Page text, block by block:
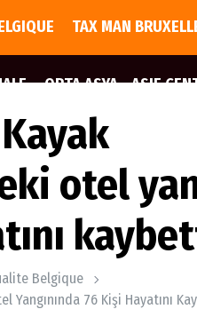
TAX MAN
ORTA ASYA - ASIE
otel
Belgique
Yangınında 76 Kişi Hayatını